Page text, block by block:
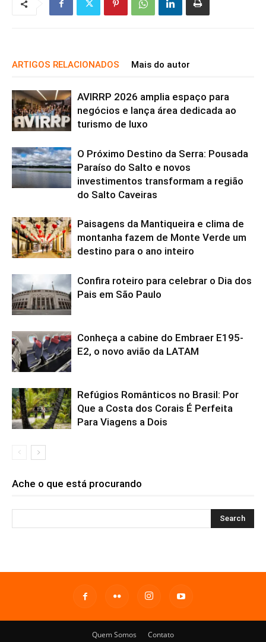
ARTIGOS RELACIONADOS Mais do autor
AVIRRP 2026 amplia espaço para
negócios e lança área dedicada ao
turismo de luxo
O Próximo Destino da Serra: Pousada
Paraíso do Salto e novos
investimentos transformam a região
do Salto Caveiras
Paisagens da Mantiqueira e clima de
montanha fazem de Monte Verde um
destino para o ano inteiro
Confira roteiro para celebrar o Dia dos
Pais em São Paulo
Conheça a cabine do Embraer E195-
E2, o novo avião da LATAM
Refúgios Românticos no Brasil: Por
Que a Costa dos Corais É Perfeita
Para Viagens a Dois
Ache o que está procurando
Quem Somos Contato